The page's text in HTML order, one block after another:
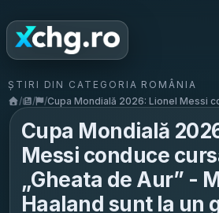
ȘTIRI DIN CATEGORIA ROMÂNIA
/
/ /Cupa Mondială 2026: Lionel Messi
Cupa Mondială
Messi conduce
„Gheata de Aur” -
Haaland sunt la un